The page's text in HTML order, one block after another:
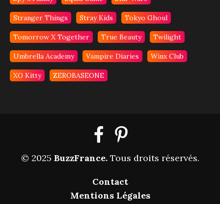
Stranger Things Stray Kids Tokyo Ghoul
Tomorrow X Together True Beauty Twilight
Umbrella Academy Vampire Diaries Winx Club
XO Kitty ZEROBASEONE
© 2025 BuzzFrance.Tous droits réservés.
Contact
Mentions Légales